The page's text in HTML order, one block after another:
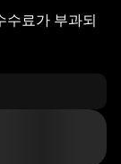
수료가 부과되